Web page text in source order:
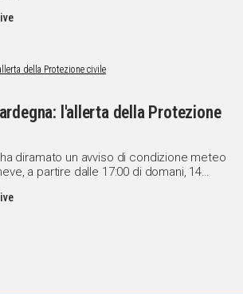
l'allerta della Protezione
diramato un avviso di condizione meteo
a partire dalle 17:00 di domani, 14
di lunedì 16 gennaio.